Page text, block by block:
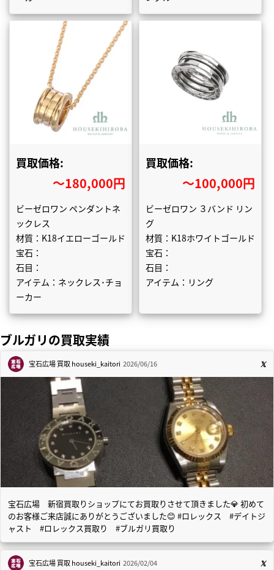
買取価格:
〜180,000円
ビーゼロワン ペンダントネ
ックレス
材質：K18イエローゴールド
宝石：
石目：
アイテム：ネックレス･チョ
ーカー
買取価格:
〜100,000円
ビーゼロワン ３バンド リン
グ
材質：K18ホワイトゴールド
宝石：
石目：
アイテム：リング
ブルガリの買取実績
宝石広場 買取houseki_kaitori 2026/06/16
宝石広場 新宿買取りショップにてお買取りさせて頂きました💎 初めて
のお客様ご来店誠にありがとうございました😊 #ロレックス #デイトジ
ャスト #ロレックス買取り #ブルガリ買取り
宝石広場 買取houseki_kaitori 2026/02/04